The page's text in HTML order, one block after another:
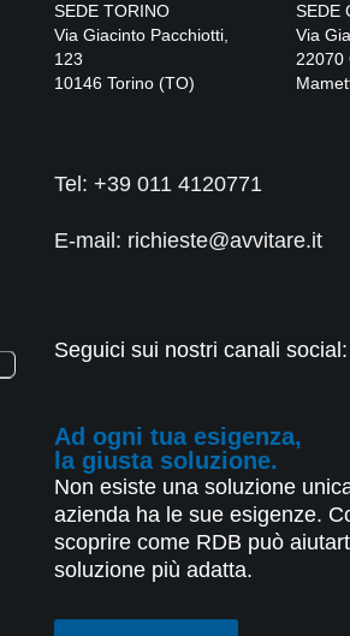
SEDE TORINO
Via Giacinto Pacchiotti,
123
10146 Torino (TO)
SEDE
Via
22070
Tel: +39 011 4120771
E-mail: richieste@avvitare.it
Seguici sui nostri canali social:
Ad ogni tua esigenza,
la giusta soluzione.
Non esiste una soluzione
azienda ha le sue esigenze.
scoprire come RDB può
soluzione più adatta.